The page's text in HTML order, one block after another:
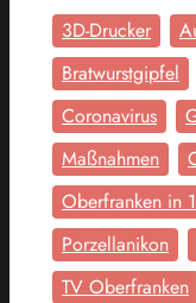
3D-Drucker
Bratwurstgipfel
Coronavirus
Maßnahmen
Oberfranken in
Porzellanikon
TV Oberfranken